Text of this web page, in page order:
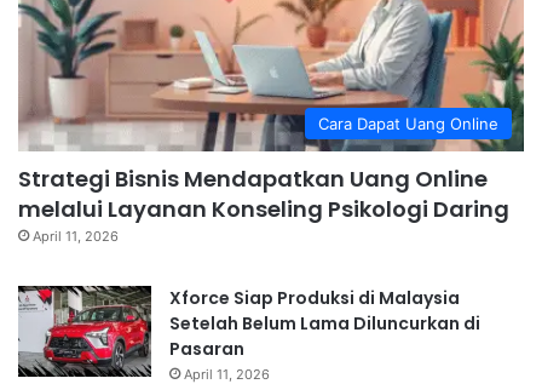
Cara Dapat Uang Online
Strategi Bisnis Mendapatkan Uang Online
melalui Layanan Konseling Psikologi Daring
April 11, 2026
Xforce Siap Produksi di Malaysia
Setelah Belum Lama Diluncurkan di
Pasaran
April 11, 2026